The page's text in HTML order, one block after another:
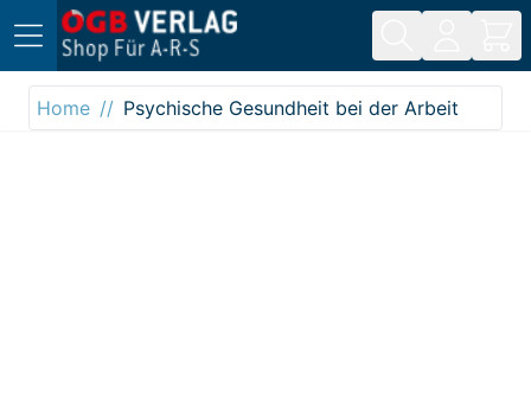
Direkt zum Inhalt
Home
Psychische Gesundheit bei der Arbeit